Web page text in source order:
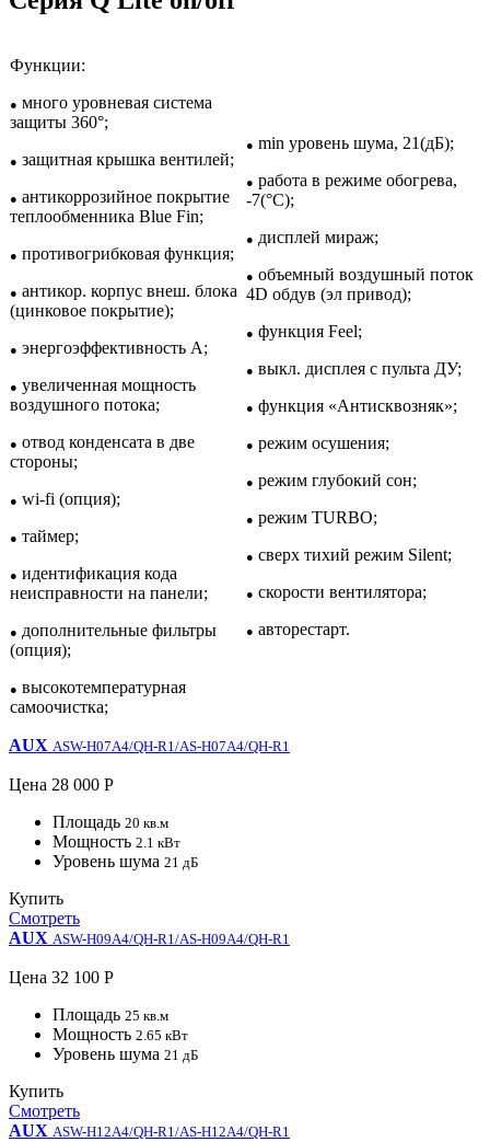
Функции:
● много уровневая система
защиты 360°;
● защитная крышка вентилей;
● антикоррозийное покрытие
теплообменника Blue Fin;
● противогрибковая функция;
● антикор. корпус внеш. блока
(цинковое покрытие);
● энергоэффективность A;
● увеличенная мощность
воздушного потока;
● отвод конденсата в две
стороны;
● wi-fi (опция);
● таймер;
● идентификация кода
неисправности на панели;
● дополнительные фильтры
(опция);
● высокотемпературная
самоочистка;
● min уровень шума, 21(дБ);
● работа в режиме обогрева,
-7(°С);
● дисплей мираж;
● объемный воздушный поток
4D обдув (эл привод);
● функция Feel;
● выкл. дисплея с пульта ДУ;
● функция «Антисквозняк»;
● режим осушения;
● режим глубокий сон;
● режим TURBO;
● сверх тихий режим Silent;
● скорости вентилятора;
● авторестарт.
AUX ASW-H07A4/QH-R1/AS-H07A4/QH-R1
Цена 28 000 Р
Площадь 20 кв.м
Мощность 2.1 кВт
Уровень шума 21 дБ
Купить
Смотреть
AUX ASW-H09A4/QH-R1/AS-H09A4/QH-R1
Цена 32 100 Р
Площадь 25 кв.м
Мощность 2.65 кВт
Уровень шума 21 дБ
Купить
Смотреть
AUX ASW-H12A4/QH-R1/AS-H12A4/QH-R1